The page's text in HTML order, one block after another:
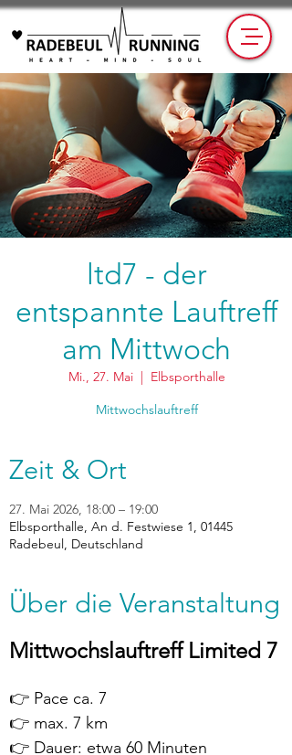
ltd7 - der
entspannte Lauftreff
am Mittwoch
Mi., 27. Mai
  |
Elbsporthalle
Mittwochslauftreff
Zeit & Ort
27. Mai 2026, 18:00 – 19:00
Elbsporthalle, An d. Festwiese 1, 01445
Radebeul, Deutschland
Über die Veranstaltung
Mittwochslauftreff Limited 7
👉 Pace ca. 7
👉 max. 7 km
👉 Dauer: etwa 60 Minuten